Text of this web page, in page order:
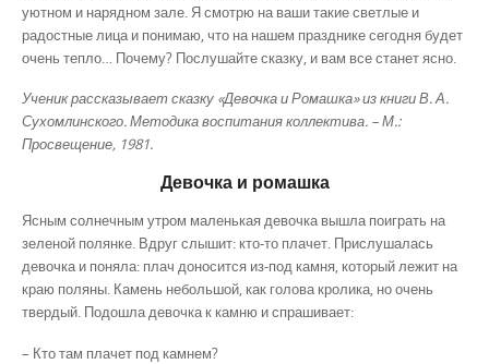
уютном и нарядном зале. Я смотрю на ваши такие светлые и
радостные лица и понимаю, что на нашем празднике сегодня будет
очень тепло… Почему? Послушайте сказку, и вам все станет ясно.
Ученик рассказывает сказку «Девочка и Ромашка» из книги В. А.
Сухомлинского. Методика воспитания коллектива. – М.:
Просвещение, 1981.
Девочка и ромашка
Ясным солнечным утром маленькая девочка вышла поиграть на
зеленой полянке. Вдруг слышит: кто-то плачет. Прислушалась
девочка и поняла: плач доносится из-под камня, который лежит на
краю поляны. Камень небольшой, как голова кролика, но очень
твердый. Подошла девочка к камню и спрашивает:
– Кто там плачет под камнем?